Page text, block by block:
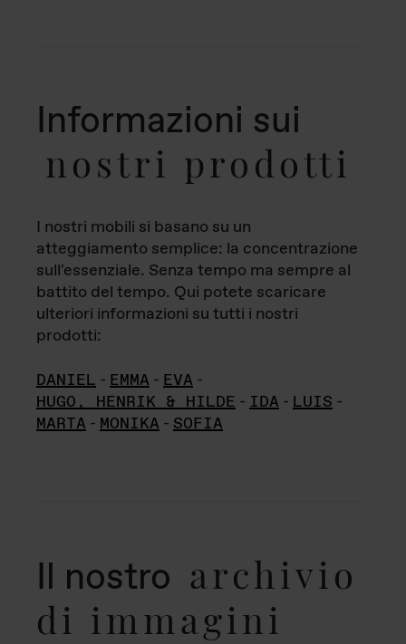
Informazioni sui
nostri prodotti
I nostri mobili si basano su un
atteggiamento semplice: la concentrazione
sull'essenziale. Senza tempo ma sempre al
battito del tempo. Qui potete scaricare
ulteriori informazioni su tutti i nostri
prodotti:
DANIEL - EMMA - EVA -
HUGO, HENRIK & HILDE - IDA - LUIS -
MARTA - MONIKA - SOFIA
Il nostro archivio
di immagini